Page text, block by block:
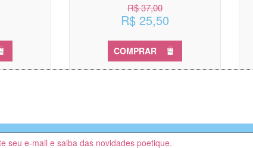
R$ 37,00
R$ 25,50
COMPRAR